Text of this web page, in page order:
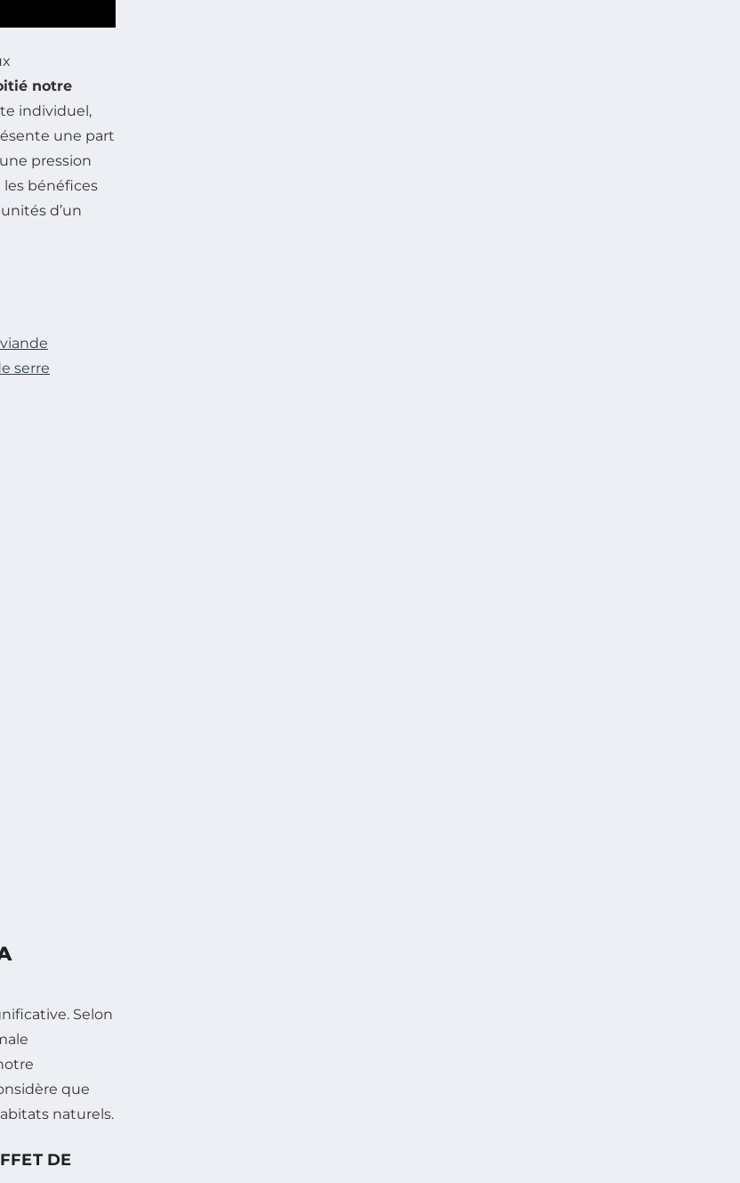
notre
individuel,
une part
pression
les bénéfices
d’un
serre
Selon
que
naturels.
DE